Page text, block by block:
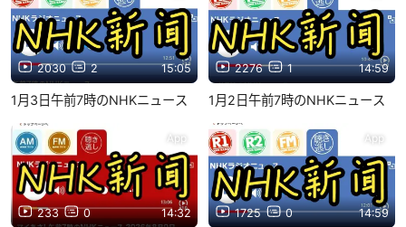
2030 2 15:05
1月3日午前7時のNHKニュース
2276 1 14:59
1月2日午前7時のNHKニュース
233 0 14:32
App
1725 0 14:59
App